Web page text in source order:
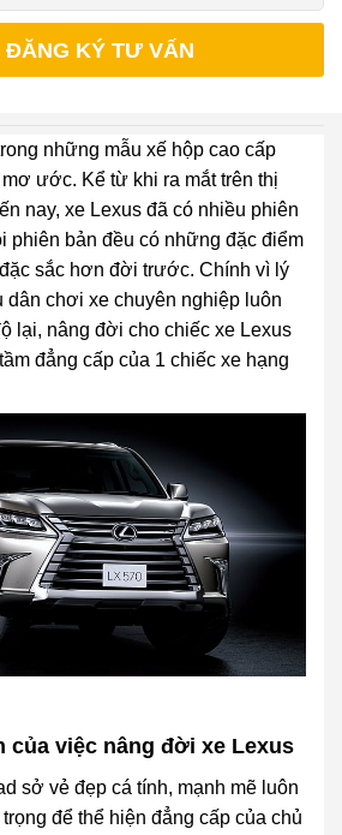
ĐĂNG KÝ TƯ VẤN
những mẫu xế hộp cao cấp
ước. Kể từ khi ra mắt trên thị
nay, xe Lexus đã có nhiều phiên
phiên bản đều có những đặc điểm
sắc hơn đời trước. Chính vì lý
dân chơi xe chuyên nghiệp luôn
lại, nâng đời cho chiếc xe Lexus
đẳng cấp của 1 chiếc xe hạng
của việc nâng đời xe Lexus
sở vẻ đẹp cá tính, mạnh mẽ luôn
để thể hiện đẳng cấp của chủ